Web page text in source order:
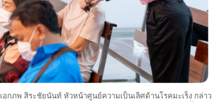
อกภพ สิระชัยนันท์ หัวหน้าศูนย์ความเป็นเลิศด้านโรคมะเร็ง กล่าว